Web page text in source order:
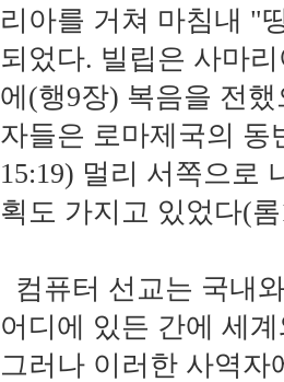
리아를 거쳐 마침내 "
되었다. 빌립은 사마
에(행9장) 복음을 전
자들은 로마제국의 동
15:19) 멀리 서쪽으로
획도 가지고 있었다(롬
컴퓨터 선교는 국내
어디에 있든 간에 세
그러나 이러한 사역자